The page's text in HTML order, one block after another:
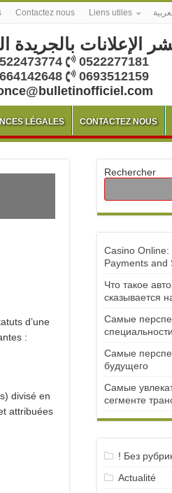
Contactez nous Liens utiles
الإعلانات بالجريدة
0522277181
0693512159
LÉGALES CONTACTEZ NOUS
d’une
:
divisé en
attribuées
Rechercher
Casino Online:
Payments and
Что такое
сказывается
Самые
Самые
будущего
Самые
сегменте
! Без
Actualité